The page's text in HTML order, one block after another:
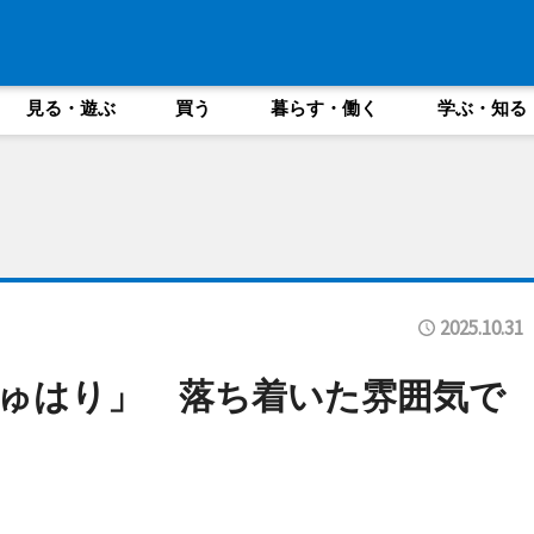
見る・遊ぶ 買う 暮らす・働く 学ぶ・知る
2025.10.31
はり」 落ち着いた雰囲気で